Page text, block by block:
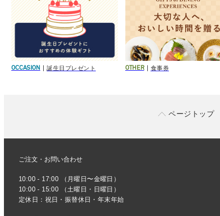
OCCASION 誕生日プレゼント OTHER 食事券
ページトップ
ご注文・お問い合わせ
10:00 - 17:00 （月曜日〜金曜日）
10:00 - 15:00 （土曜日・日曜日）
定休日：祝日・振替休日・年末年始